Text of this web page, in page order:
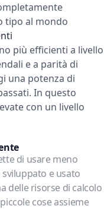
tipo al mondo
più efficienti a livello
e a parità di
una potenza di
In questo
con un livello
di usare meno
e usato
delle risorse di calcolo
cose assieme